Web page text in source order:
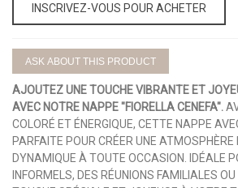
INSCRIVEZ-VOUS POUR ACHETER
ASK ABOUT THIS PRODUCT
AJOUTEZ UNE TOUCHE VIBRANTE ET
AVEC NOTRE NAPPE "FIORELLA CENEFA".
COLORÉ ET ÉNERGIQUE, CETTE NAPPE
PARFAITE POUR CRÉER UNE ATMOSPHÈRE
DYNAMIQUE À TOUTE OCCASION. IDÉALE
INFORMELS, DES RÉUNIONS FAMILIALES